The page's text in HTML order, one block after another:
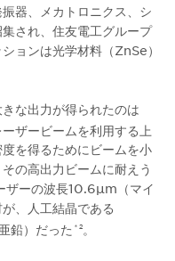
器、メカトロニクス、シ
され、住友電工グループ
ョンは光学材料（ZnSe）
な出力が得られたのは
ザービームを利用する上
を得るためにビームを小
の高出力ビームに耐えう
ザーの波長10.6µm（マイ
、人工結晶である
鉛）だった ＊2 。